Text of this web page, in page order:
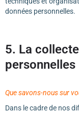
données personnelles.
5. La
personnelles
Que savons-nous sur
Dans le cadre de nos